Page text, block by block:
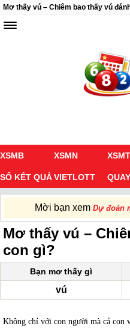
Mơ thấy vú – Chiêm bao thấy vú
XSMB XSMN XSMT
SỔ KẾT QUẢVIETLOTT
Mời bạn xem Dự đoán
Mơ thấy vú –
con gì?
Bạn mơ thấy gì
vú
Không chỉ với con người mà cả con